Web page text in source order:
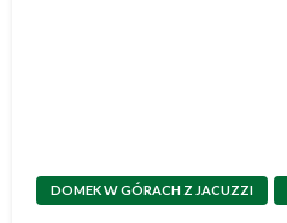
DOMEK W GÓRACH Z JACUZZI